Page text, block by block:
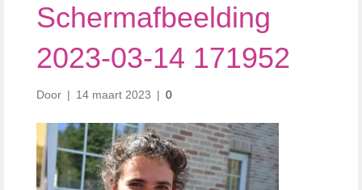
Schermafbeelding
2023-03-14 171952
Door | 14 maart 2023 | 0